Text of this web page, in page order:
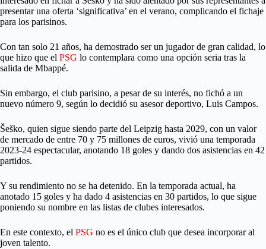
presentar una oferta ‘significativa’ en el verano, complicando el fichaje
para los parisinos.
Con tan solo 21 años, ha demostrado ser un jugador de gran calidad, lo
que hizo que el PSG lo contemplara como una opción seria tras la
salida de Mbappé.
Sin embargo, el club parisino, a pesar de su interés, no fichó a un
nuevo número 9, según lo decidió su asesor deportivo, Luis Campos.
Šeško, quien sigue siendo parte del Leipzig hasta 2029, con un valor
de mercado de entre 70 y 75 millones de euros, vivió una temporada
2023-24 espectacular, anotando 18 goles y dando dos asistencias en 42
partidos.
Y su rendimiento no se ha detenido. En la temporada actual, ha
anotado 15 goles y ha dado 4 asistencias en 30 partidos, lo que sigue
poniendo su nombre en las listas de clubes interesados.
En este contexto, el PSG no es el único club que desea incorporar al
joven talento.